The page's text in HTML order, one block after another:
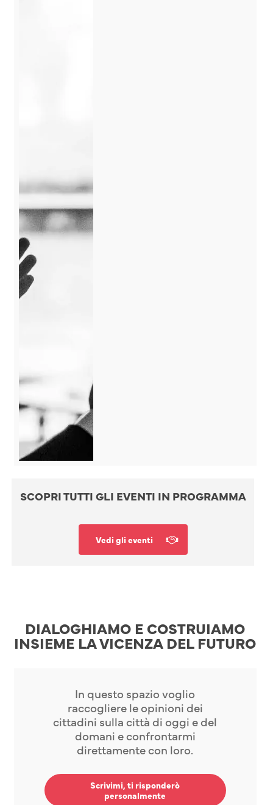
SCOPRI TUTTI GLI EVENTI IN PROGRAMMA
Vedi gli eventi
DIALOGHIAMO E COSTRUIAMO
INSIEME LA VICENZA DEL FUTURO
In questo spazio voglio
raccogliere le opinioni dei
cittadini sulla città di oggi e del
domani e confrontarmi
direttamente con loro.
Scrivimi, ti risponderò
personalmente